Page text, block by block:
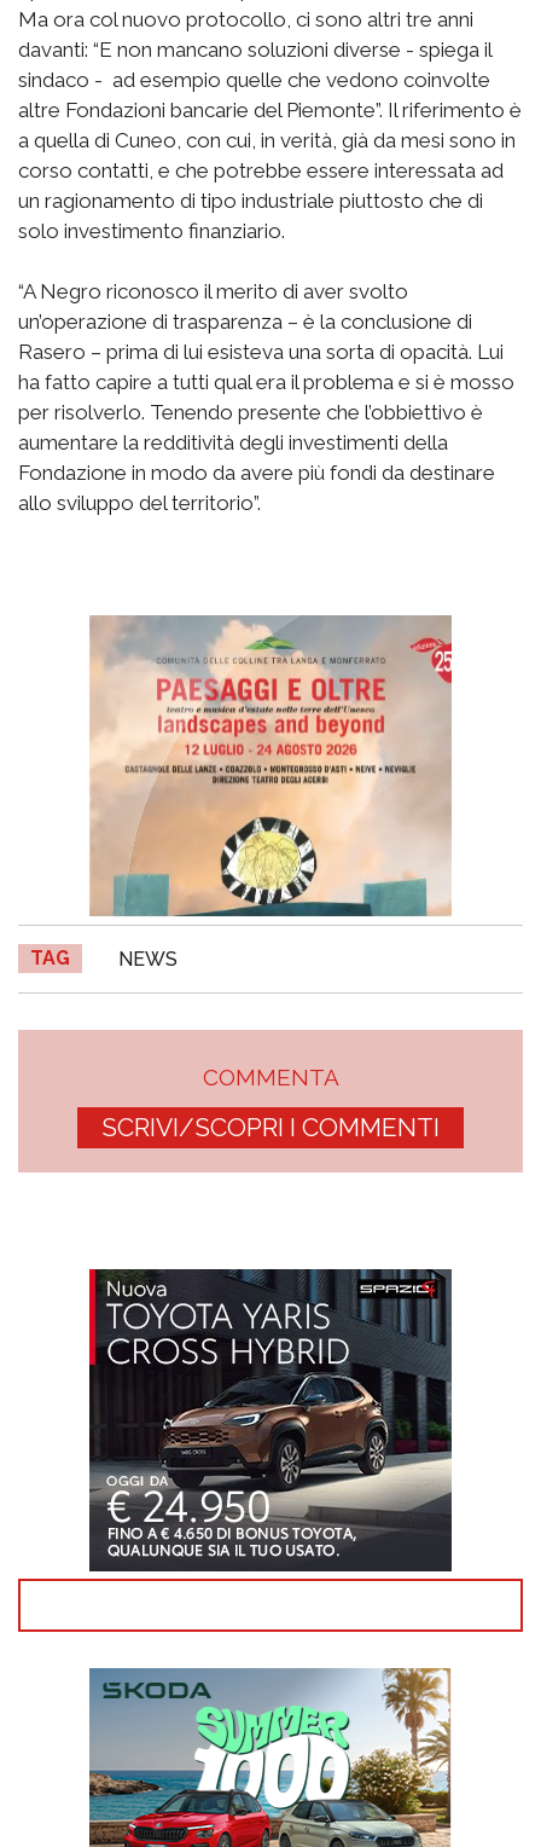
Ma ora col nuovo protocollo, ci sono altri tre anni
davanti: “E non mancano soluzioni diverse - spiega il
sindaco - ad esempio quelle che vedono coinvolte
altre Fondazioni bancarie del Piemonte”. Il riferimento è
a quella di Cuneo, con cui, in verità, già da mesi sono in
corso contatti, e che potrebbe essere interessata ad
un ragionamento di tipo industriale piuttosto che di
solo investimento finanziario.
“A Negro riconosco il merito di aver svolto
un’operazione di trasparenza – è la conclusione di
Rasero – prima di lui esisteva una sorta di opacità. Lui
ha fatto capire a tutti qual era il problema e si è mosso
per risolverlo. Tenendo presente che l’obbiettivo è
aumentare la redditività degli investimenti della
Fondazione in modo da avere più fondi da destinare
allo sviluppo del territorio”.
TAG NEWS
COMMENTA
SCRIVI/SCOPRI I COMMENTI